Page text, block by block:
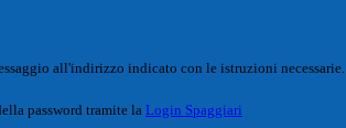
all'indirizzo indicato con le istruzioni necessarie.
password tramite la Login Spaggiari